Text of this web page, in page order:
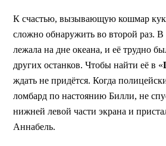
К счастью, вызывающую кошмар
сложно обнаружить во второй раз. В
лежала на дне океана, и её трудно
других останков. Чтобы найти её в «
ждать не придётся. Когда
ломбард по настоянию Билли, не
нижней левой части экрана и
Аннабель.